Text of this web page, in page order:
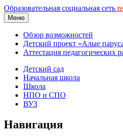
Образовательная социальная сеть
Меню
Обзор возможностей
Детский проект «Алые
Аттестация педагогических
Детский сад
Начальная школа
Школа
НПО и СПО
ВУЗ
Навигация